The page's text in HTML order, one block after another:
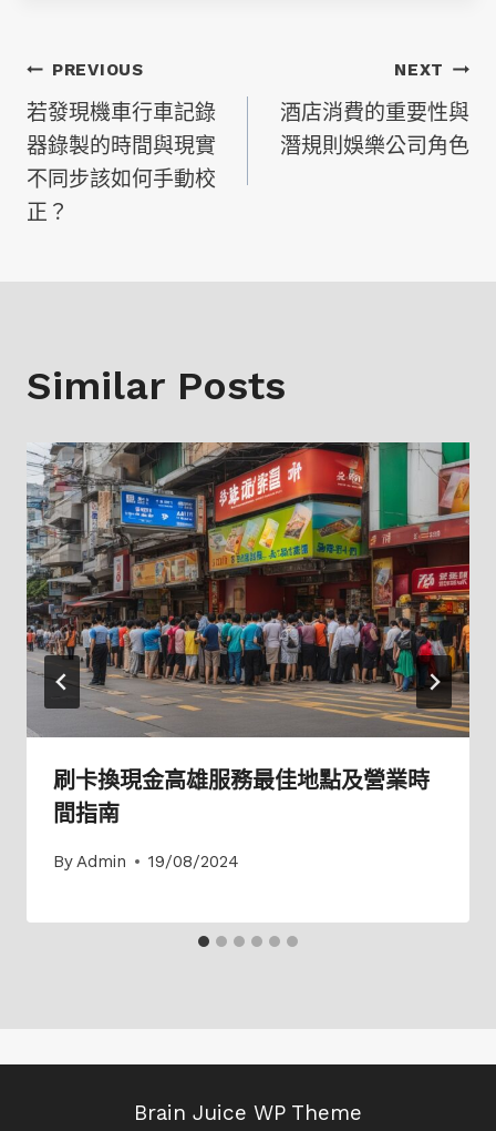
文
章
導
PREVIOUS
若發現機車行車記錄
器錄製的時間與現實
不同步該如何手動校
正？
NEXT
酒店消費的重要性與
潛規則娛樂公司角色
Similar Posts
刷卡換現金高雄服務最佳地點及營業時
間指南
ByAdmin 19/08/2024
Brain Juice WP Theme